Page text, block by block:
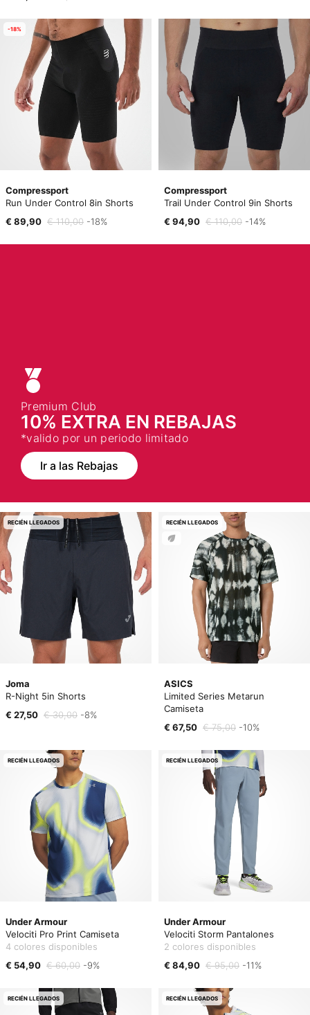
Compressport
Run Under Control 8in Shorts
€ 89,90 € 110,00 -18%
-18%
Compressport
Trail Under Control 9in Shorts
€ 94,90 € 110,00 -14%
Premium Club
10% EXTRA EN REBAJAS
*valido por un periodo limitado
Ir a las Rebajas
Joma
R-Night 5in Shorts
€ 27,50 € 30,00 -8%
RECIÉN LLEGADOS
ASICS
Limited Series Metarun
Camiseta
€ 67,50 € 75,00 -10%
RECIÉN LLEGADOS
Under Armour
Velociti Pro Print Camiseta
4 colores disponibles
€ 54,90 € 60,00 -9%
RECIÉN LLEGADOS
Under Armour
Velociti Storm Pantalones
2 colores disponibles
€ 84,90 € 95,00 -11%
RECIÉN LLEGADOS
RECIÉN LLEGADOS RECIÉN LLEGADOS